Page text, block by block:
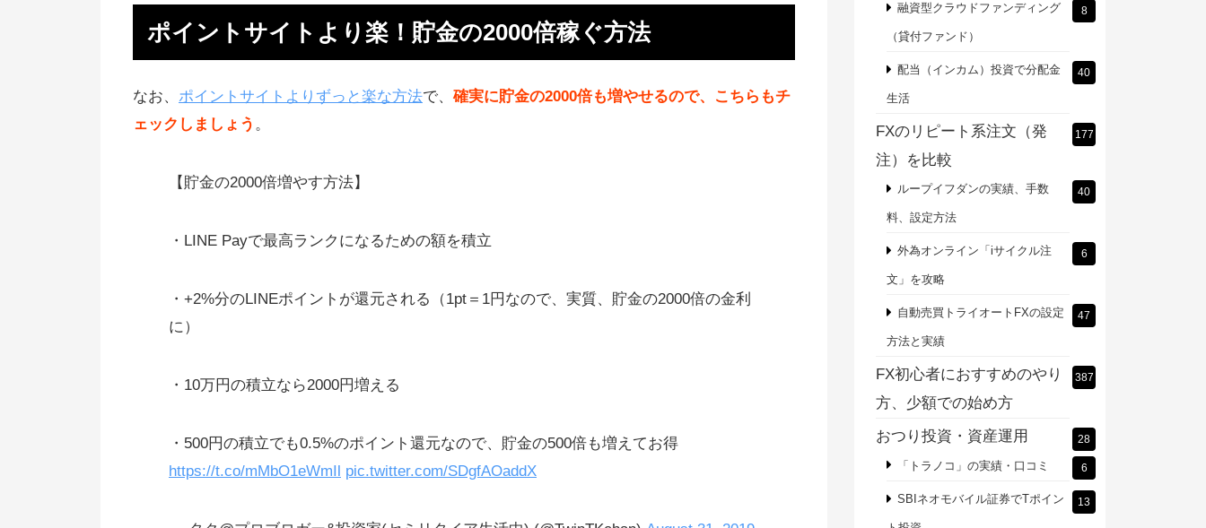
ゴールド会員であればポイントが
15%プラス
ポイントサイト、アンケート体験談
「モッピー」「ちょびリッチ」はク
ポイントサイトの評判、口コミ
ポイントサイトでの月収目安
複数のポイントサイトを上手く利用
ポイントサイトより楽！貯金の2000倍稼ぐ方法
なお、 ポイントサイトよりずっと楽な方法で、 確実に貯金の2000倍も増やせるので、こちらもチ
ェックしましょう 。
【貯金の2000倍増やす方法】
・LINE Payで最高ランクになるための額を積立
・+2%分のLINEポイントが還元される（1pt＝1円なので、実質、貯金の2000倍の金利
に）
・10万円の積立なら2000円増える
・500円の積立でも0.5%のポイント還元なので、貯金の500倍も増えてお得
https://t.co/mMbO1eWmIl
pic.twitter.com/SDgfAOaddX
融資型クラウドファンディング
（貸付ファンド）
8
配当（インカム）投資で分配金
生活
40
FXのリピート系注文（発
注）を比較
177
ループイフダンの実績、手数
料、設定方法
40
外為オンライン「iサイクル注
文」を攻略
6
自動売買トライオートFXの設定
方法と実績
47
FX初心者におすすめのやり
方、少額での始め方
387
おつり投資・資産運用 28
「トラノコ」の実績・口コミ 6
SBIネオモバイル証券でTポイン 13